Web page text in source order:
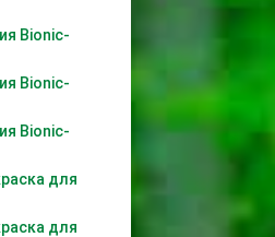
Bionic-
Bionic-
Bionic-
для
для